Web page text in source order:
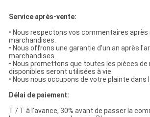
Service après-vente:
• Nous respectons vos commentaires
marchandises.
• Nous offrons une garantie d'un an après
marchandises.
• Nous promettons que toutes les pièces de
disponibles seront utilisées à vie.
• Nous nous occupons de votre plainte dans
Délai de paiement:
T / T à l'avance, 30% avant de passer la